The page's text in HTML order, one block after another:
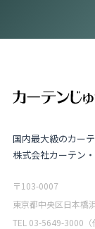
国内最大級のカー
株式会社カーテン
〒103-0007
東京都中央区日本橋
TEL 03-5649-3000